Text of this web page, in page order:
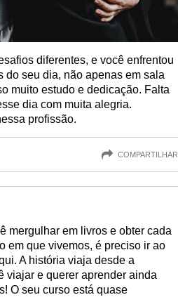
diferentes, e você enfrentou
do seu dia, não apenas em sala
muito estudo e dedicação. Falta
dia com muita alegria.
profissão.
COMPARTILHAR
mergulhar em livros e obter cada
em que vivemos, é preciso ir ao
A história viaja desde a
viajar e querer aprender ainda
O seu curso está quase